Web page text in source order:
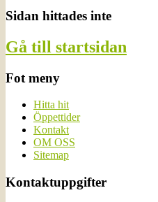
Sidan hittades inte
Gå till startsidan
Fot meny
Hitta hit
Öppettider
Kontakt
OM OSS
Sitemap
Kontaktuppgifter